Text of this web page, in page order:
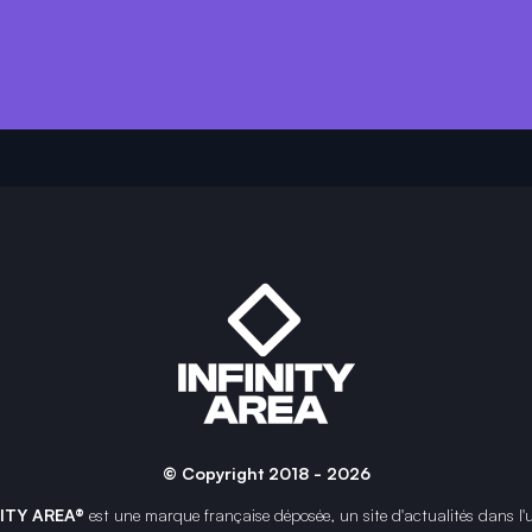
© Copyright 2018 - 2026
AREA® est une marque françaisedéposée, un site d'actualités dans